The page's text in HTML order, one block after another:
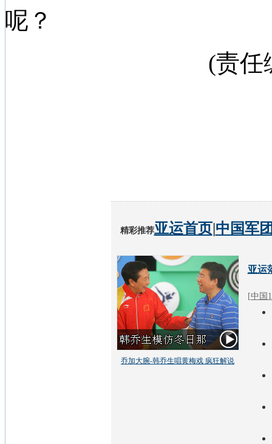
呢？
(责任
精彩推荐亚运首页|中国军
乔加大腕-韩乔生唱黄梅戏 疯狂解说
亚运
[中国